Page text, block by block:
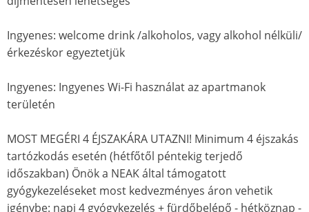
Ingyenes: welcome drink /alkoholos, vagy alkohol nélküli/
érkezéskor egyeztetjük
Ingyenes: Ingyenes Wi-Fi használat az apartmanok
területén
MOST MEGÉRI 4 ÉJSZAKÁRA UTAZNI! Minimum 4 éjszakás
tartózkodás esetén (hétfőtől péntekig terjedő
időszakban) Önök a NEAK által támogatott
gyógykezeléseket most kedvezményes áron vehetik
igénybe: napi 4 gyógykezelés + fürdőbelépő - hétköznap -